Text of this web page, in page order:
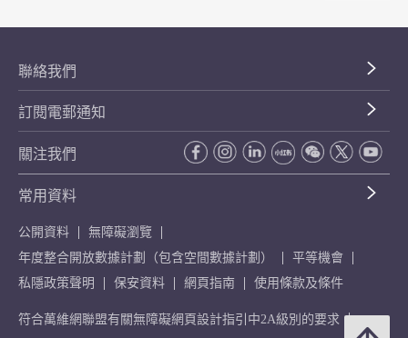
聯絡我們
訂閱電郵通知
關注我們
常用資料
公開資料
無障礙瀏覽
年度整合開放數據計劃（包含空間數據計劃）
平等機會
私隱政策聲明
保安資料 網頁指南 使用條款及條件
符合萬維網聯盟有關無障礙網頁設計指引中2A級別的要求